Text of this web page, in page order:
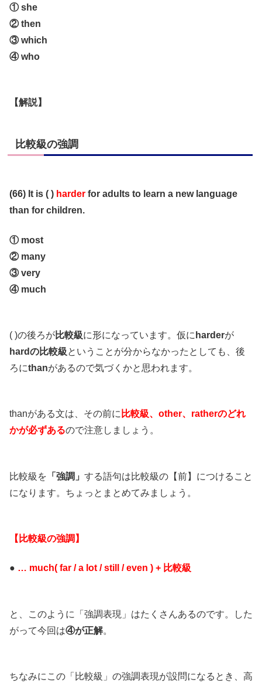
① she
② then
③ which
④ who
【解説】
比較級の強調
(66) It is ( ) harder for adults to learn a new language
than for children.
① most
② many
③ very
④ much
( )の後ろが比較級に形になっています。仮に harderが
hardの比較級ということが分からなかったとしても、後
ろにthanがあるので気づくかと思われます。
thanがある文は、その前に 比較級、other、ratherのどれ
かが必ずあるので注意しましょう。
比較級を 「強調」 する語句は比較級の【前】につけること
になります。ちょっとまとめてみましょう。
【比較級の強調】
● … much( far / a lot / still / even ) + 比較級
と、このように「強調表現」はたくさんあるのです。した
がって今回は④が正解。
ちなみにこの「比較級」の強調表現が設問になるとき、高